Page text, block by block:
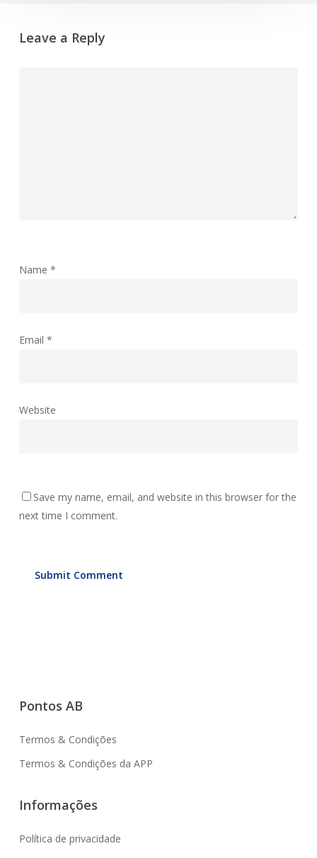
Leave a Reply
Name *
Email *
Website
Save my name, email, and website in this browser for the
next time I comment.
Pontos AB
Termos & Condições
Termos & Condições da APP
Informações
Política de privacidade